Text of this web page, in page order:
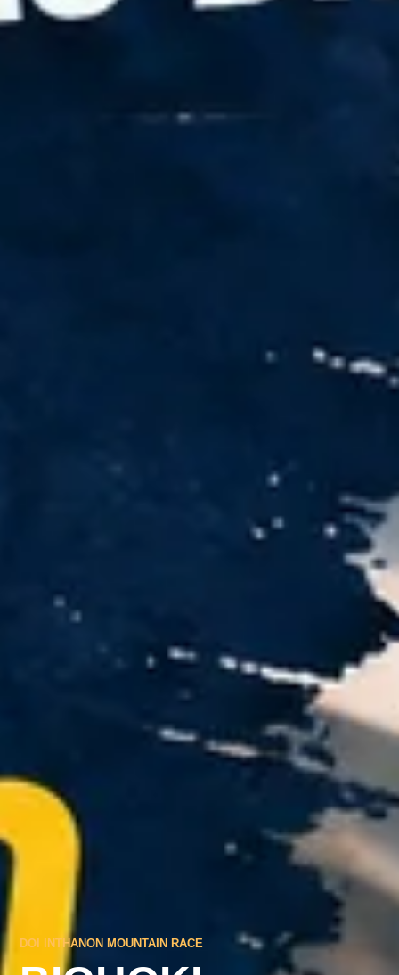
DOI INTHANON MOUNTAIN RACE